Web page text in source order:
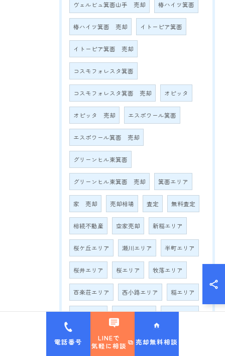
ヴェルビュ箕面山手 売却 椿ハイツ箕面
椿ハイツ箕面 売却 イトーピア箕面
イトーピア箕面 売却
コスモフォレスタ箕面
コスモフォレスタ箕面 売却 オピッタ
オピッタ 売却 エスポワール箕面
エスポワール箕面 売却
グリーンヒル東箕面
グリーンヒル東箕面 売却 箕面エリア
家 売却 売却相場 査定 無料査定
相続不動産 空家売却 新稲エリア
桜ケ丘エリア 瀬川エリア 半町エリア
桜井エリア 桜エリア 牧落エリア
百楽荘エリア 西小路エリア 稲エリア
萱野エリア 如意谷エリア 船場エリア
白島エリア 西宿エリア
電話番号
LINEで
気軽に相談
売却無料相談